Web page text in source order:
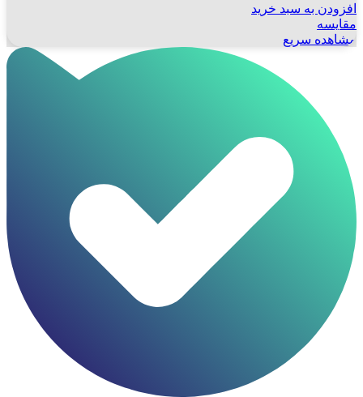
افزودن به سبد خرید
مقایسه
مشاهده سریع